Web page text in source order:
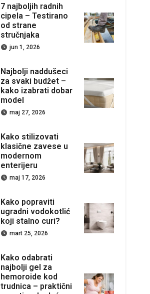
7 najboljih radnih
cipela – Testirano
od strane
stručnjaka
jun 1, 2026
Najbolji naddušeci
za svaki budžet –
kako izabrati dobar
model
maj 27, 2026
Kako stilizovati
klasične zavese u
modernom
enterijeru
maj 17, 2026
Kako popraviti
ugradni vodokotlić
koji stalno curi?
mart 25, 2026
Kako odabrati
najbolji gel za
hemoroide kod
trudnica – praktični